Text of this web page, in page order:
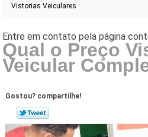
Vistorias Veiculares
Qual o Preço
Veicular
Gostou? compartilhe!